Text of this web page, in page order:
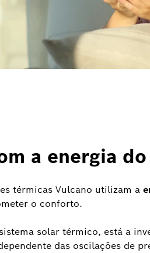
a energia
térmicas Vulcano utilizam a
o conforto.
solar térmico, está a
das oscilações de